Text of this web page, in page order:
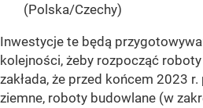
(Polska/Czechy)
Inwestycje te będą
kolejności, żeby rozpocząć
zakłada, że przed końcem 2023
ziemne, roboty budowlane (w